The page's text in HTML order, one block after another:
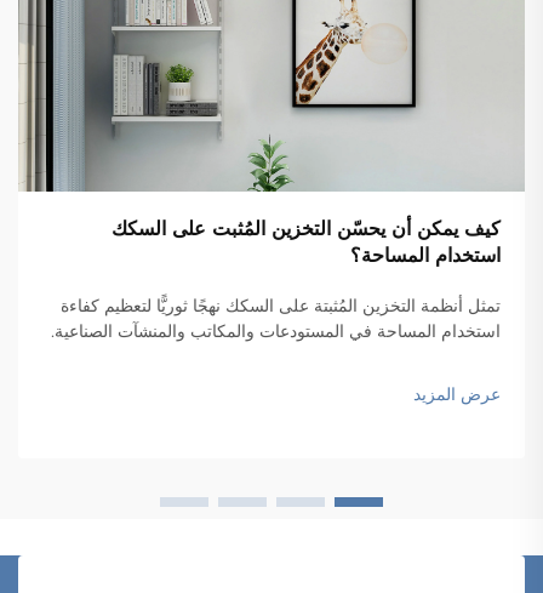
كيف يمكن أن يحسّن التخزين المُثبت على السكك
استخدام المساحة؟
تمثل أنظمة التخزين المُثبتة على السكك نهجًا ثوريًّا لتعظيم كفاءة
استخدام المساحة في المستودعات والمكاتب والمنشآت الصناعية.
التخزين القابلة للحركة، تتيح هذه الحلول...
عرض المزيد